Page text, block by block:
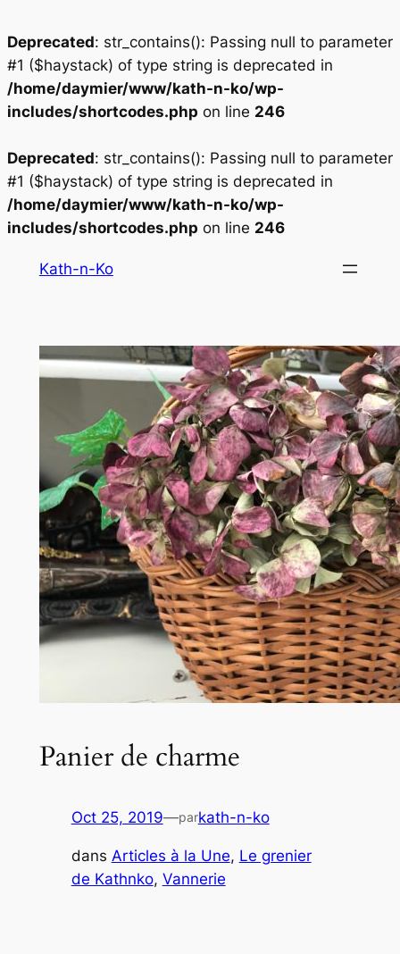
Deprecated: str_contains(): Passing null to parameter
#1 ($haystack) of type string is deprecated in
/home/daymier/www/kath-n-ko/wp-
includes/shortcodes.php on line 246
Deprecated: str_contains(): Passing null to parameter
#1 ($haystack) of type string is deprecated in
/home/daymier/www/kath-n-ko/wp-
includes/shortcodes.php on line 246
Kath-n-Ko
Panier de charme
Oct 25, 2019—parkath-n-ko
dans Articles à la Une, Le grenier
de Kathnko, Vannerie